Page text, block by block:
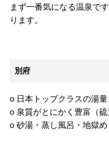
まず一番気になる温泉で
ります。
別府
o 日本トップクラスの湯
o 泉質がとにかく豊富（硫
o 砂湯・蒸し風呂・地獄